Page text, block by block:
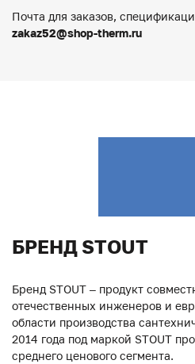
Почта для заказов,
zakaz52@shop-therm.ru
БРЕНД STOUT
Бренд STOUT – продукт
отечественных инженеров и
области производства
2014 года под маркой STOUT
среднего ценового сегмента.